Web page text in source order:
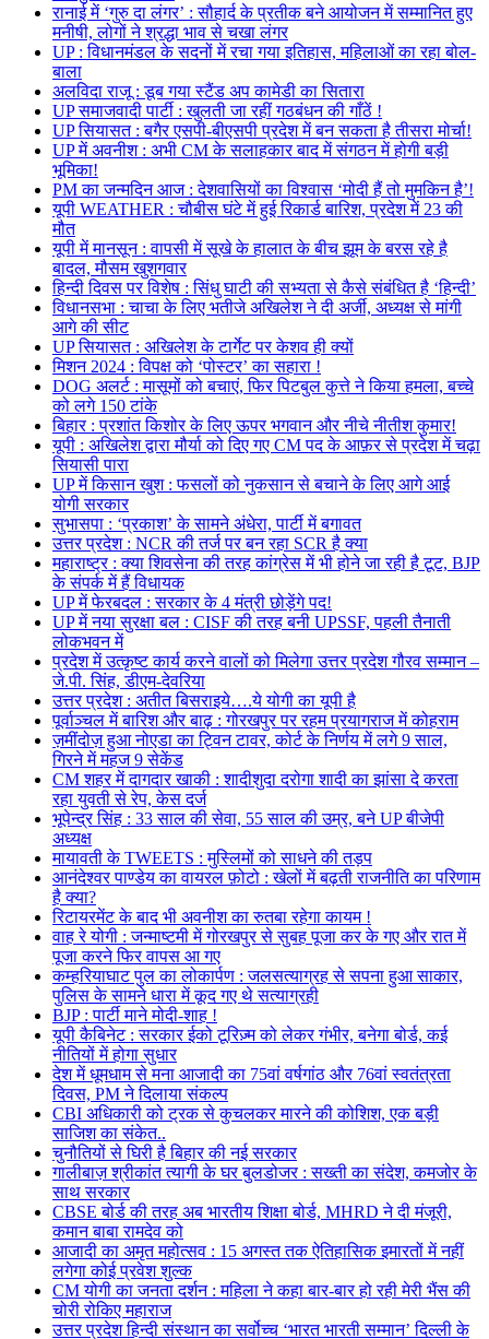
रानाई में ‘गुरु दा लंगर’ : सौहार्द के प्रतीक बने आयोजन में सम्मानित हुए
मनीषी, लोगों ने श्रद्धा भाव से चखा लंगर
UP : विधानमंडल के सदनों में रचा गया इतिहास, महिलाओं का रहा बोल-
बाला
अलविदा राजू : डूब गया स्टैंड अप कामेडी का सितारा
UP समाजवादी पार्टी : खुलती जा रहीं गठबंधन की गाँठें !
UP सियासत : बगैर एसपी-बीएसपी प्रदेश में बन सकता है तीसरा मोर्चा!
UP में अवनीश : अभी CM के सलाहकार बाद में संगठन में होगी बड़ी
भूमिका!
PM का जन्मदिन आज : देशवासियों का विश्वास ‘मोदी हैं तो मुमकिन है’!
यूपी WEATHER : चौबीस घंटे में हुई रिकार्ड बारिश, प्रदेश में 23 की
मौत
यूपी में मानसून : वापसी में सूखे के हालात के बीच झूम के बरस रहे है
बादल, मौसम खुशगवार
हिन्दी दिवस पर विशेष : सिंधु घाटी की सभ्यता से कैसे संबंधित है ‘हिन्दी’
विधानसभा : चाचा के लिए भतीजे अखिलेश ने दी अर्जी, अध्यक्ष से मांगी
आगे की सीट
UP सियासत : अखिलेश के टार्गेट पर केशव ही क्यों
मिशन 2024 : विपक्ष को ‘पोस्टर’ का सहारा !
DOG अलर्ट : मासूमों को बचाएं, फिर पिटबुल कुत्ते ने किया हमला, बच्चे
को लगे 150 टांके
बिहार : प्रशांत किशोर के लिए ऊपर भगवान और नीचे नीतीश कुमार!
यूपी : अखिलेश द्वारा मौर्या को दिए गए CM पद के आफ़र से प्रदेश में चढ़ा
सियासी पारा
UP में किसान खुश : फसलों को नुकसान से बचाने के लिए आगे आई
योगी सरकार
सुभासपा : ‘प्रकाश’ के सामने अंधेरा, पार्टी में बगावत
उत्तर प्रदेश : NCR की तर्ज पर बन रहा SCR है क्या
महाराष्ट्र : क्या शिवसेना की तरह कांग्रेस में भी होने जा रही है टूट, BJP
के संपर्क में हैं विधायक
UP में फेरबदल : सरकार के 4 मंत्री छोड़ेंगे पद!
UP में नया सुरक्षा बल : CISF की तरह बनी UPSSF, पहली तैनाती
लोकभवन में
प्रदेश में उत्कृष्ट कार्य करने वालों को मिलेगा उत्तर प्रदेश गौरव सम्मान –
जे.पी. सिंह, डीएम-देवरिया
उत्तर प्रदेश : अतीत बिसराइये….ये योगी का यूपी है
पूर्वाञ्चल में बारिश और बाढ़ : गोरखपुर पर रहम प्रयागराज में कोहराम
ज़मींदोज़ हुआ नोएडा का ट्विन टावर, कोर्ट के निर्णय में लगे 9 साल,
गिरने में महज 9 सेकेंड
CM शहर में दागदार खाकी : शादीशुदा दरोगा शादी का झांसा दे करता
रहा युवती से रेप, केस दर्ज
भूपेन्द्र सिंह : 33 साल की सेवा, 55 साल की उम्र, बने UP बीजेपी
अध्यक्ष
मायावती के TWEETS : मुस्लिमों को साधने की तड़प
आनंदेश्वर पाण्डेय का वायरल फ़ोटो : खेलों में बढ़ती राजनीति का परिणाम
है क्या?
रिटायरमेंट के बाद भी अवनीश का रुतबा रहेगा कायम !
वाह रे योगी : जन्माष्टमी में गोरखपुर से सुबह पूजा कर के गए और रात में
पूजा करने फिर वापस आ गए
कम्हरियाघाट पुल का लोकार्पण : जलसत्याग्रह से सपना हुआ साकार,
पुलिस के सामने धारा में कूद गए थे सत्याग्रही
BJP : पार्टी माने मोदी-शाह !
यूपी कैबिनेट : सरकार ईको टूरिज़्म को लेकर गंभीर, बनेगा बोर्ड, कई
नीतियों में होगा सुधार
देश में धूमधाम से मना आजादी का 75वां वर्षगांठ और 76वां स्वतंत्रता
दिवस, PM ने दिलाया संकल्प
CBI अधिकारी को ट्रक से कुचलकर मारने की कोशिश, एक बड़ी
साजिश का संकेत..
चुनौतियों से घिरी है बिहार की नई सरकार
गालीबाज़ श्रीकांत त्यागी के घर बुलडोजर : सख्ती का संदेश, कमजोर के
साथ सरकार
CBSE बोर्ड की तरह अब भारतीय शिक्षा बोर्ड, MHRD ने दी मंजूरी,
कमान बाबा रामदेव को
आजादी का अमृत महोत्सव : 15 अगस्त तक ऐतिहासिक इमारतों में नहीं
लगेगा कोई प्रवेश शुल्क
CM योगी का जनता दर्शन : महिला ने कहा बार-बार हो रही मेरी भैंस की
चोरी रोकिए महाराज
उत्तर प्रदेश हिन्दी संस्थान का सर्वोच्च ‘भारत भारती सम्मान’ दिल्ली के